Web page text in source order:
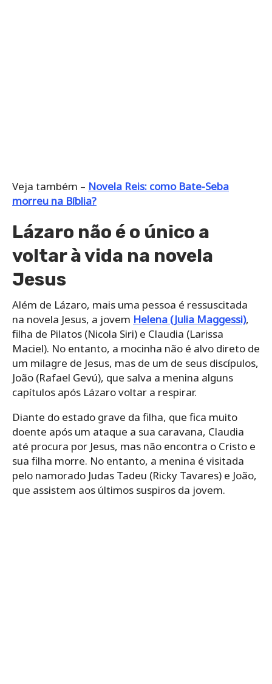
Veja também – Novela Reis: como Bate-Seba
morreu na Bíblia?
Lázaro não é o único a
voltar à vida na novela
Jesus
Além de Lázaro, mais uma pessoa é ressuscitada
na novela Jesus, a jovem Helena (Julia Maggessi),
filha de Pilatos (Nicola Siri) e Claudia (Larissa
Maciel). No entanto, a mocinha não é alvo direto de
um milagre de Jesus, mas de um de seus discípulos,
João (Rafael Gevú), que salva a menina alguns
capítulos após Lázaro voltar a respirar.
Diante do estado grave da filha, que fica muito
doente após um ataque a sua caravana, Claudia
até procura por Jesus, mas não encontra o Cristo e
sua filha morre. No entanto, a menina é visitada
pelo namorado Judas Tadeu (Ricky Tavares) e João,
que assistem aos últimos suspiros da jovem.